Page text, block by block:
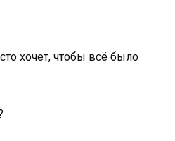
хочет, чтобы всё было